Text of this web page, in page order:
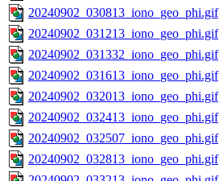
20240902_030813_iono_geo_phi.gif
20240902_031213_iono_geo_phi.gif
20240902_031332_iono_geo_phi.gif
20240902_031613_iono_geo_phi.gif
20240902_032013_iono_geo_phi.gif
20240902_032413_iono_geo_phi.gif
20240902_032507_iono_geo_phi.gif
20240902_032813_iono_geo_phi.gif